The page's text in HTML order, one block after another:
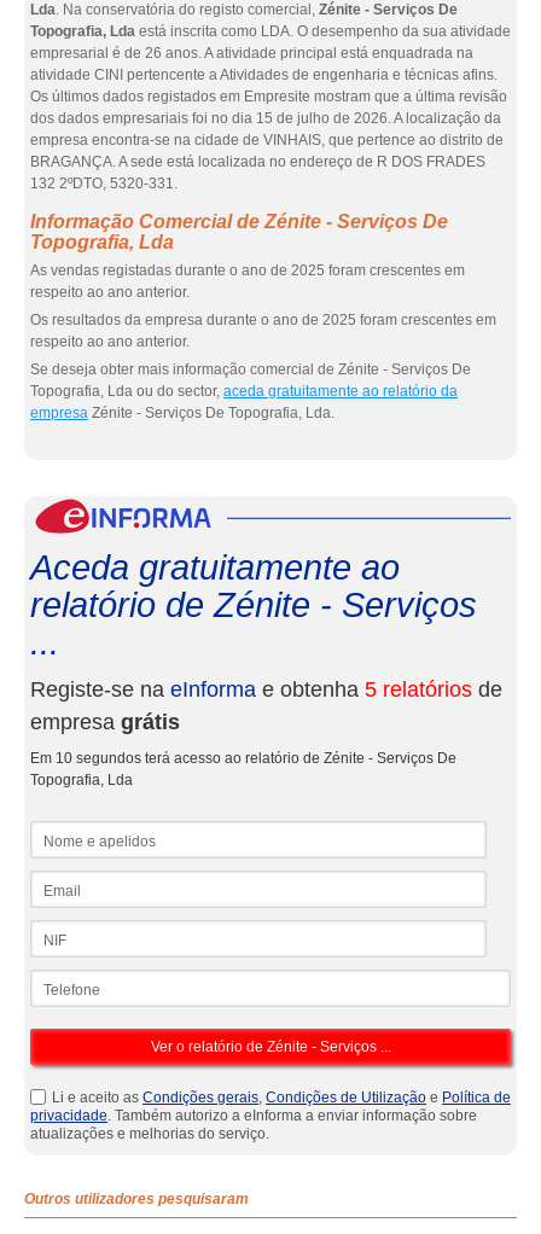
Lda. Na conservatória do registo comercial, Zénite - Serviços De
Topografia, Lda está inscrita como LDA. O desempenho da sua atividade
empresarial é de 26 anos. A atividade principal está enquadrada na
atividade CINI pertencente a Atividades de engenharia e técnicas afins.
Os últimos dados registados em Empresite mostram que a última revisão
dos dados empresariais foi no dia 15 de julho de 2026. A localização da
empresa encontra-se na cidade de VINHAIS, que pertence ao distrito de
BRAGANÇA. A sede está localizada no endereço de R DOS FRADES
132 2ºDTO, 5320-331.
Informação Comercial de Zénite - Serviços De
Topografia, Lda
As vendas registadas durante o ano de 2025 foram crescentes em
respeito ao ano anterior.
Os resultados da empresa durante o ano de 2025 foram crescentes em
respeito ao ano anterior.
Se deseja obter mais informação comercial de Zénite - Serviços De
Topografia, Lda ou do sector, aceda gratuitamente ao relatório da
empresa Zénite - Serviços De Topografia, Lda.
Aceda gratuitamente ao
relatório de Zénite - Serviços
...
Registe-se na eInforma e obtenha 5 relatórios de
empresa grátis
Em 10 segundos terá acesso ao relatório de Zénite - Serviços De
Topografia, Lda
Li e aceito as Condições gerais, Condições de Utilização e Política de
privacidade. Também autorizo a eInforma a enviar informação sobre
atualizações e melhorias do serviço.
Outros utilizadores pesquisaram